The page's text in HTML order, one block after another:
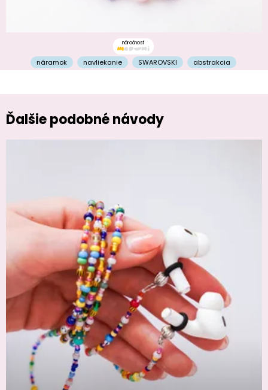
náročnosť
náramok navliekanie SWAROVSKI abstrakcia
Ďalšie podobné návody